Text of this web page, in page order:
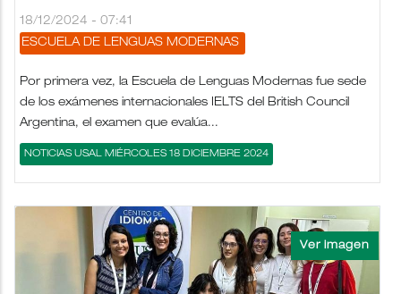
18/12/2024 - 07:41
ESCUELA DE LENGUAS MODERNAS
Por primera vez, la Escuela de Lenguas Modernas fue sede
de los exámenes internacionales IELTS del British Council
Argentina, el examen que evalúa...
NOTICIAS USAL MIÉRCOLES 18 DICIEMBRE 2024